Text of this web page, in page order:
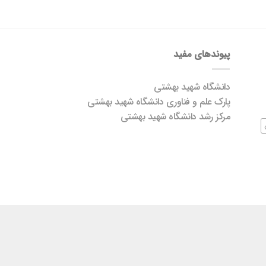
پیوندهای مفید
دانشگاه شهید بهشتی
پارک علم و فناوری دانشگاه شهید بهشتی
مرکز رشد دانشگاه شهید بهشتی